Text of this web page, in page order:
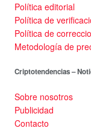
Política editorial
Política de
Política de
Metodología de
Criptotendencias –
Sobre nosotros
Publicidad
Contacto